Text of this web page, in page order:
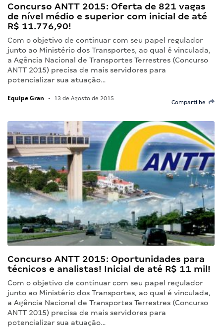
Concurso ANTT 2015: Oferta de 821 vagas
de nível médio e superior com inicial de até
R$ 11.776,90!
Com o objetivo de continuar com seu papel regulador
junto ao Ministério dos Transportes, ao qual é vinculada,
a Agência Nacional de Transportes Terrestres (Concurso
ANTT 2015) precisa de mais servidores para
potencializar sua atuação…
Equipe Gran • 13 de Agosto de 2015
Compartilhe
Concurso ANTT 2015: Oportunidades para
técnicos e analistas! Inicial de até R$ 11 mil!
Com o objetivo de continuar com seu papel regulador
junto ao Ministério dos Transportes, ao qual é vinculada,
a Agência Nacional de Transportes Terrestres (Concurso
ANTT 2015) precisa de mais servidores para
potencializar sua atuação…